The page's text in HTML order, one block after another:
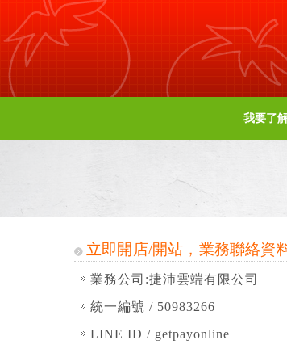
Menu
我要了
立即開店/開站，業務聯絡資
業務公司:捷沛雲端有限公司
統一編號 / 50983266
LINE ID / getpayonline